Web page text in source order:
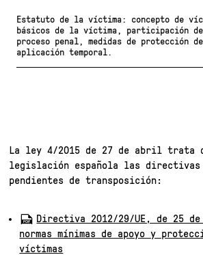
Estatuto de la víctima: concepto de
básicos de la víctima, participación
proceso penal, medidas de protección
aplicación temporal.
La ley 4/2015 de 27 de abril trata
legislación española las directivas
pendientes de transposición:
Directiva 2012/29/UE, de 25
normas mínimas de apoyo y
víctimas